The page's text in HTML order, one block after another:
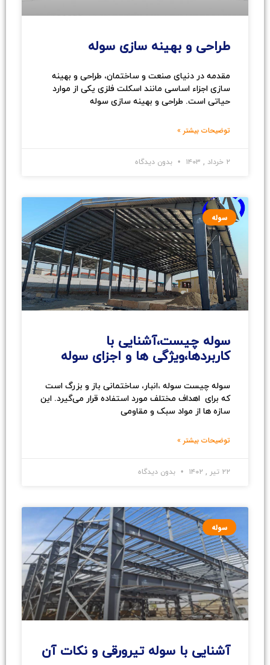
طراحی و بهینه سازی سوله
مقدمه در دنیای صنعت و ساختمان، طراحی و بهینه‌
سازی اجزاء اساسی مانند اسکلت‌ فلزی یکی از موارد
حیاتی است. طراحی و بهینه‌ سازی سوله
توضیحات بیشتر »
۲ خرداد , ۱۴۰۳ بدون دیدگاه
سوله
سوله چیست،آشنایی با
کاربردها،ویژگی ها و اجزای سوله
سوله چیست سوله ،انبار، ساختمانی باز و بزرگ است
که برای اهداف مختلف مورد استفاده قرار می‌گیرد. این
سازه ها از مواد سبک و مقاومی
توضیحات بیشتر »
۲۲ تیر , ۱۴۰۲ بدون دیدگاه
سوله
آشنایی با سوله تیرورقی و نکات آن